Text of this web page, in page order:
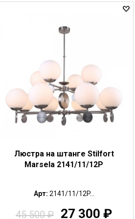
Люстра на штанге Stilfort
Marsela 2141/11/12P
Арт: 2141/11/12P...
45 500₽ 27 300 ₽